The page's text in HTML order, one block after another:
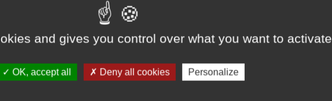
and gives you control over what you want to activate
OK, accept all Deny all cookies Personalize